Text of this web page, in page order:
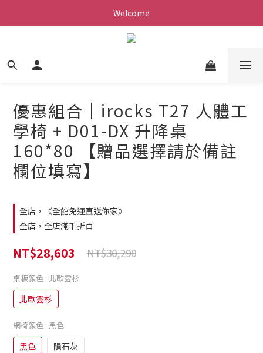
Welcome
優惠組合｜irocks T27 人體工
學椅 + D01-DX 升降桌
160*80 【贈品選擇請於備註
欄位填寫】
全店，《全館免運直送你家》
全店，全店滿千折百
NT$28,603 NT$30,290
桌板顏色 : 北歐雲杉
北歐雲杉
網椅顏色 : 黑色
黑色 隕石灰